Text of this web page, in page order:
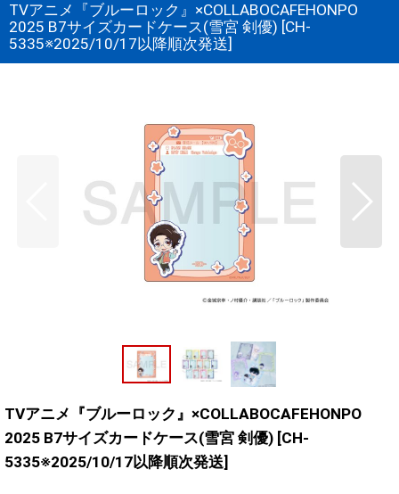
TVアニメ『ブルーロック』×COLLABOCAFEHONPO
2025 B7サイズカードケース(雪宮 剣優) [CH-
5335※2025/10/17以降順次発送]
TVアニメ『ブルーロック』×COLLABOCAFEHONPO
2025 B7サイズカードケース(雪宮 剣優) [CH-
5335※2025/10/17以降順次発送]